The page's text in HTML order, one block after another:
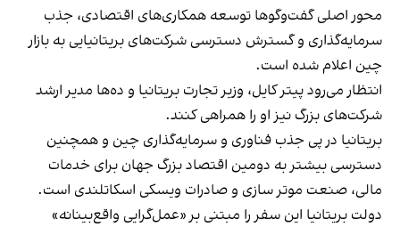
محور اصلی گفت‌وگوها توسعه همکاری‌های اقتصادی، جذب
سرمایه‌گذاری و گسترش دسترسی شرکت‌های بریتانیایی به بازار
چین اعلام شده است.
انتظار می‌رود پیتر کایل، وزیر تجارت بریتانیا و ده‌ها مدیر ارشد
شرکت‌های بزرگ نیز او را همراهی کنند.
بریتانیا در پی جذب فناوری و سرمایه‌گذاری چین و همچنین
دسترسی بیشتر به دومین اقتصاد بزرگ جهان برای خدمات
مالی، صنعت موتر سازی و صادرات ویسکی اسکاتلندی است.
دولت بریتانیا این سفر را مبتنی بر «عمل‌گرایی واقع‌بینانه»